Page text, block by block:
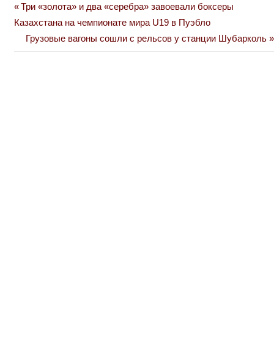
Навигация
по
Previous
Post:
Три «золота» и два «серебра» завоевали боксеры
Казахстана на чемпионате мира U19 в Пуэбло
Next
Post:
Грузовые вагоны сошли с рельсов у станции Шубарколь